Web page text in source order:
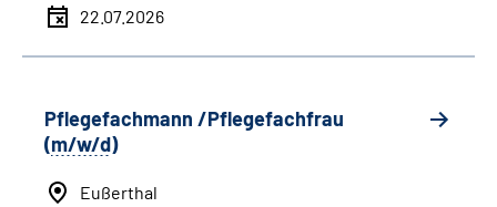
22.07.2026
Pflegefachmann /Pflegefachfrau
(m/w/d)
Eußerthal